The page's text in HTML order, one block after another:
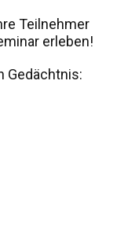
Teilnehmer
erleben!
Gedächtnis: